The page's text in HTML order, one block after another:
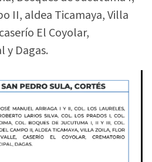
II, aldea Ticamaya, Villa
El Coyolar,
y Dagas.